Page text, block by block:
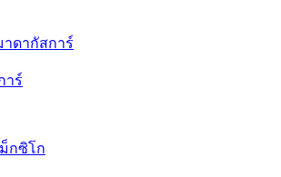
าร์